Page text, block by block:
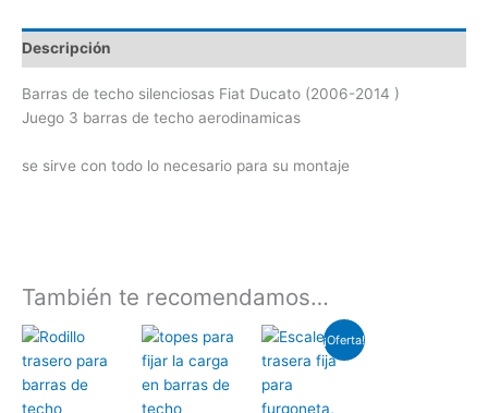
Descripción
Barras de techo silenciosas Fiat Ducato (2006-2014 )
Juego 3 barras de techo aerodinamicas
se sirve con todo lo necesario para su montaje
También te recomendamos…
¡Oferta!
El
precio
original
€180.00.
El
precio
actual
€155.00.